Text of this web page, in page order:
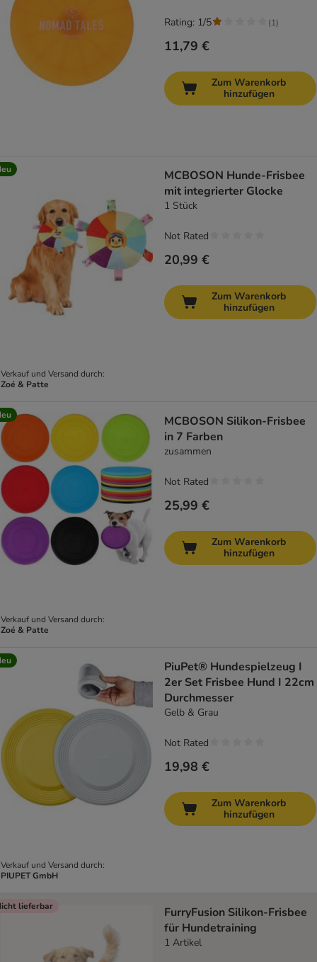
11,79 €
Rating: 1/5 (1)
Zum Warenkorb
hinzufügen
Verkauf und Versand durch:
Zoé & Patte
MCBOSON Hunde-Frisbee
mit integrierter Glocke
1 Stück
20,99 €
Not Rated
Zum Warenkorb
hinzufügen
Verkauf und Versand durch:
Zoé & Patte
MCBOSON Silikon-Frisbee
in 7 Farben
zusammen
25,99 €
Not Rated
Zum Warenkorb
hinzufügen
Verkauf und Versand durch:
PIUPET GmbH
PiuPet® Hundespielzeug I
2er Set Frisbee Hund I 22cm
Durchmesser
Gelb & Grau
19,98 €
Not Rated
Zum Warenkorb
hinzufügen
lieferbar
FurryFusion Silikon-Frisbee
für Hundetraining
1 Artikel